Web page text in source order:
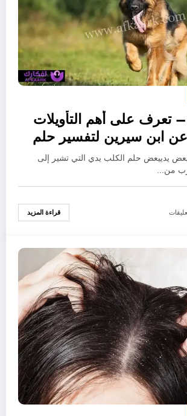
على أهم التأويلات
ابن سيرين لتفسير حلم
– بالتفصيل
يدييعض حلم الكلب يدي التي تشير إلى
من…
قراءة المزيد